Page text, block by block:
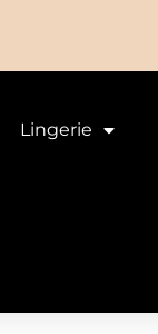
Lingerie